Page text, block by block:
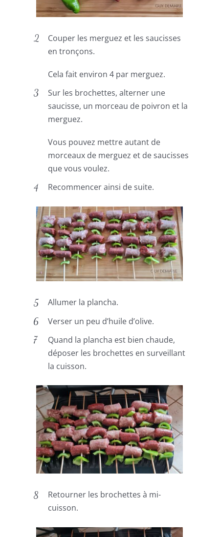
Couper les merguez et les saucisses
en tronçons.
Cela fait environ 4 par merguez.
Sur les brochettes, alterner une
saucisse, un morceau de poivron et la
merguez.
Vous pouvez mettre autant de
morceaux de merguez et de saucisses
que vous voulez.
Recommencer ainsi de suite.
Allumer la plancha.
Verser un peu d’huile d’olive.
Quand la plancha est bien chaude,
déposer les brochettes en surveillant
la cuisson.
Retourner les brochettes à mi-
cuisson.